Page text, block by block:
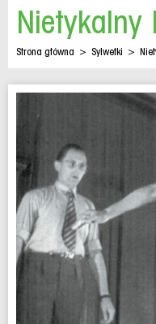
Nietykalny
Strona główna > Sylwetki >